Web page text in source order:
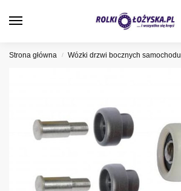
Strona główna / Wózki drzwi bocznych samochodu